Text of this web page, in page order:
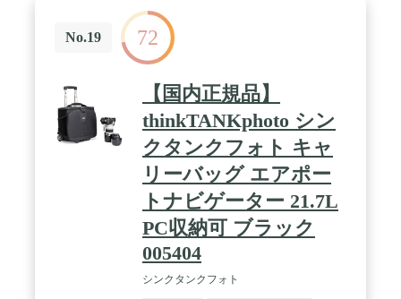
No.19 72
【国内正規品】
thinkTANKphoto シン
クタンクフォト キャ
リーバッグ エアポー
トナビゲーター 21.7L
PC収納可 ブラック
005404
シンクタンクフォト